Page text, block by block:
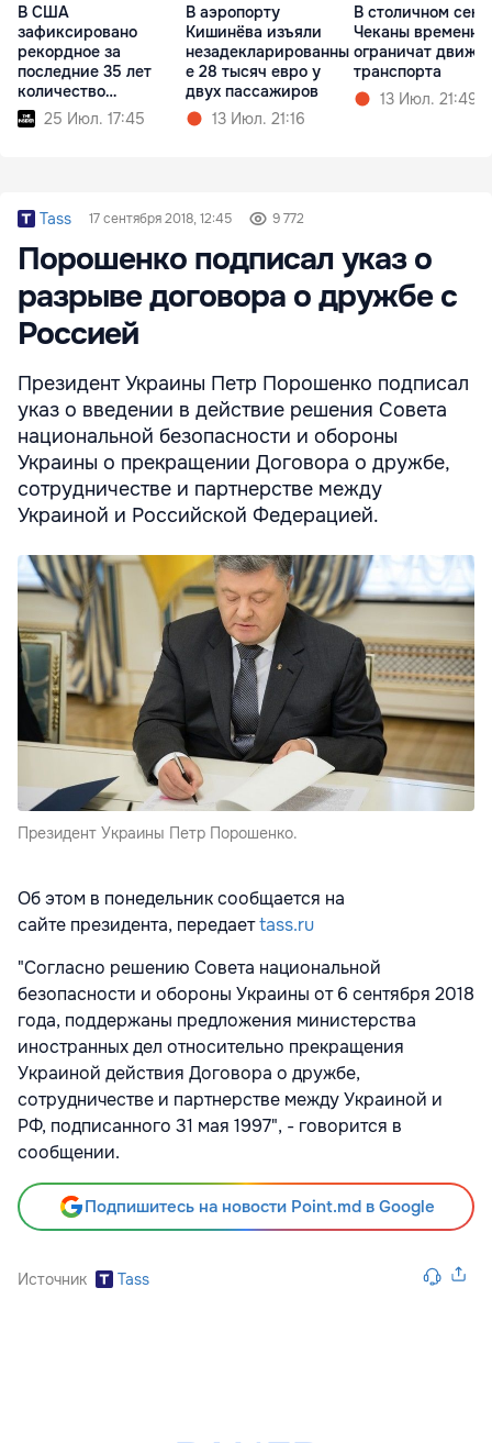
В США
зафиксировано
рекордное за
последние 35 лет
количество
заболевших корью
25 Июл. 17:45
В аэропорту
Кишинёва изъяли
незадекларированны
е 28 тысяч евро у
двух пассажиров
13 Июл. 21:16
В столичном
Чеканы временно
ограничат
транспорта
13 Июл. 21:49
Tass 17 сентября 2018, 12:45 9 772
Порошенко подписал указ о
разрыве договора о дружбе с
Россией
Президент Украины Петр Порошенко подписал
указ о введении в действие решения Совета
национальной безопасности и обороны
Украины о прекращении Договора о дружбе,
сотрудничестве и партнерстве между
Украиной и Российской Федерацией.
Президент Украины Петр Порошенко.
Об этом в понедельник сообщается на
сайте президента, передаетtass.ru
"Согласно решению Совета национальной
безопасности и обороны Украины от 6 сентября 2018
года, поддержаны предложения министерства
иностранных дел относительно прекращения
Украиной действия Договора о дружбе,
сотрудничестве и партнерстве между Украиной и
РФ, подписанного 31 мая 1997", - говорится в
сообщении.
Подпишитесь на новости Point.md в Google
Источник Tass